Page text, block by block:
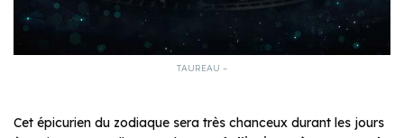
TAUREAU –
Cet épicurien du zodiaque sera très chanceux durant les jours